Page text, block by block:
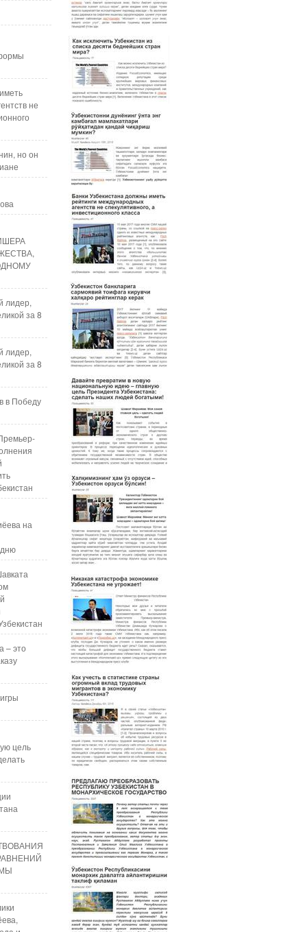
не
но он
лидер,
за 8
лидер,
за 8
в Победу
на
– это
цель